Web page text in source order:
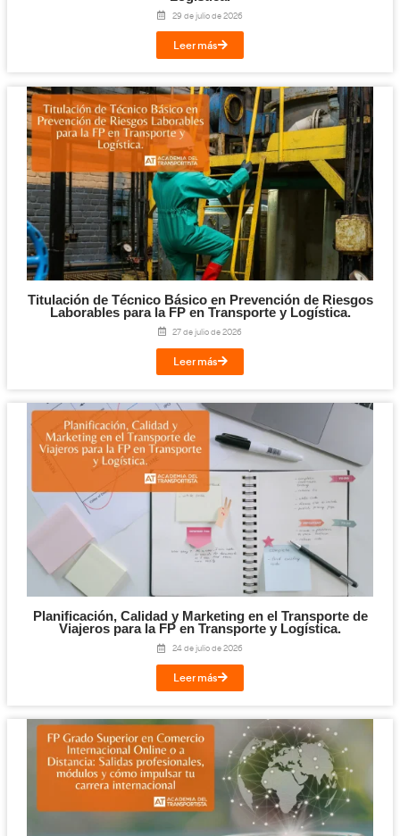
nuestro canal de YouTubey empieza tu camino en la FP
¡Compártelo!
Facebook LinkedIn
Email Imprimir
Te puede interesar...